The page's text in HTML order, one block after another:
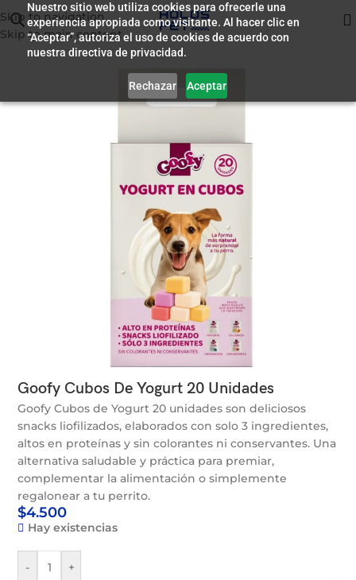
Nuestro sitio web utiliza cookies para ofrecerle una
experiencia apropiada como visitante. Al hacer clic en
“Aceptar”, autoriza el uso de cookies de acuerdo con
nuestra directiva de privacidad.
Rechazar Aceptar
Skip to navigation
Skip to main content
Inicio/Premio para Perros
Goofy Cubos De Yogurt 20 Unidades
Goofy Cubos de Yogurt 20 unidades son deliciosos
snacks liofilizados, elaborados con solo 3 ingredientes,
altos en proteínas y sin colorantes ni conservantes. Una
alternativa saludable y práctica para premiar,
complementar la alimentación o simplemente
regalonear a tu perrito.
$4.500
Hay existencias
- +